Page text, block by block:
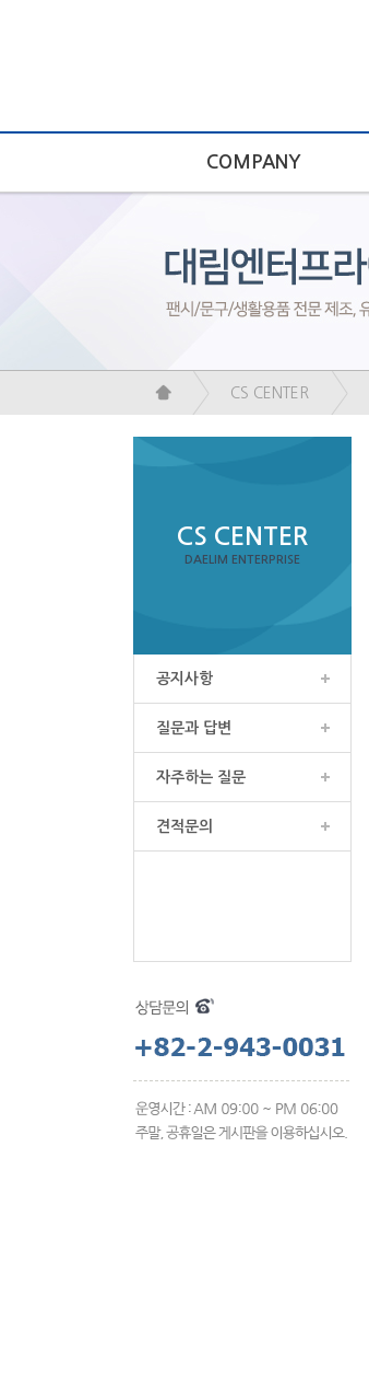
COMPANY
CS CENTER
CS CENTER
DAELIM ENTERPRISE
공지사항
질문과 답변
자주하는 질문
견적문의